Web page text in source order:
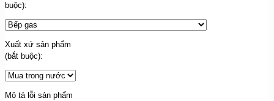
buộc):
Xuất xứ sản phẩm
(bắt buộc):
Mô tả lỗi sản phẩm